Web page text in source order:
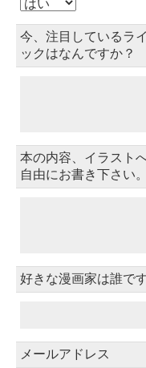
今、注目しているラ
ックはなんですか？
本の内容、イラスト
自由にお書き下さい。
好きな漫画家は誰で
メールアドレス